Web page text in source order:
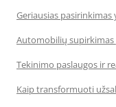
Geriausias
Automobilių
Tekinimo paslaugos ir
Kaip transformuoti